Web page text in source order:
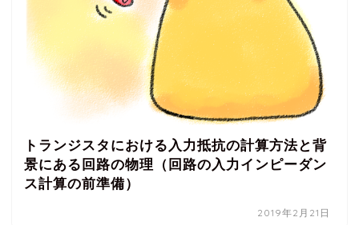
トランジスタにおける入力抵抗の計算方法と背
景にある回路の物理（回路の入力インピーダン
ス計算の前準備）
2019年2月21日